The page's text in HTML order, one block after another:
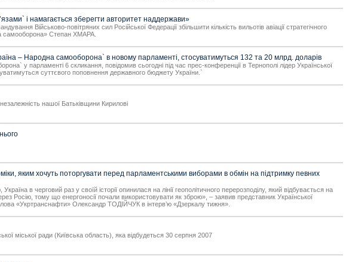
і намагається зберегти авторитет наддержави»
Військово-повітряних сил Російської Федерації збільшити кількість вильотів авіації стратегічного
самооборона» Степан ХМАРА.
– Народна самооборона` в новому парламенті, стосуватимуться 132 та 20 млрд. доларів
у парламенті 6 скликання, повідомив сьогодні під час прес-конференції в Тернополі лідер Української
суттєвого поповнення державного бюджету України.`
нашої Батьківщини Кирилові
яким хочуть поторгувати перед парламентськими виборами в обмін на підтримку певних
в черговий раз у своїй історії опинилася на лінії геополітичного перерозподілу, який відбувається на
Росію, тому що енергоносії почали використовувати як зброю», – заявив представник Української
«Укртранснафти» Олександр ТОДІЙЧУК в інтерв’ю «Дзеркалу тижня».
міської ради (Київська область), яка відбудеться 30 серпня 2007